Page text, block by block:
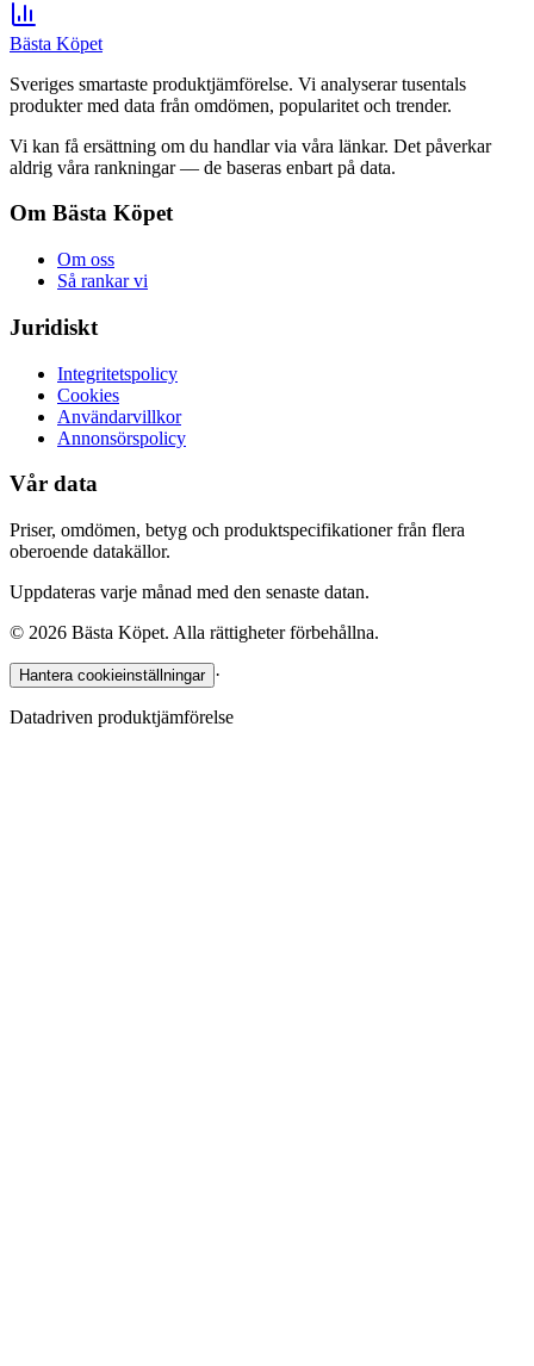
Bästa Köpet
Sveriges smartaste produktjämförelse. Vi analyserar tusentals
produkter med data från omdömen, popularitet och trender.
Vi kan få ersättning om du handlar via våra länkar. Det påverkar
aldrig våra rankningar — de baseras enbart på data.
Om Bästa Köpet
Om oss
Så rankar vi
Juridiskt
Integritetspolicy
Cookies
Användarvillkor
Annonsörspolicy
Vår data
Priser, omdömen, betyg och produktspecifikationer från flera
oberoende datakällor.
Uppdateras varje månad med den senaste datan.
© 2026 Bästa Köpet. Alla rättigheter förbehållna.
Hantera cookieinställningar ·
Datadriven produktjämförelse